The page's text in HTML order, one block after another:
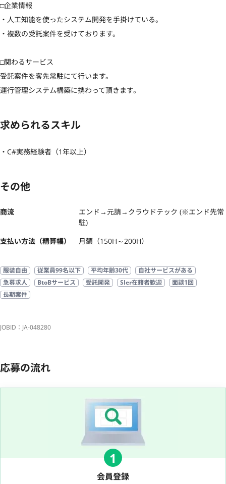
□企業情報
・人工知能を使ったシステム開発を手掛けている。
・複数の受託案件を受けております。
□関わるサービス
受託案件を客先常駐にて行います。
運行管理システム構築に携わって頂きます。
求められるスキル
・C#実務経験者（1年以上）
その他
商流
エンド→元請→クラウドテック (※エンド先常
駐)
支払い方法（精算幅）
月額（150H～200H）
服装自由 従業員99名以下 平均年齢30代
自社サービスがある
急募求人
BtoBサービス 受託開発 SIer在籍者歓迎
面談1回
長期案件
JOBID：JA-048280
応募の流れ
1
会員登録